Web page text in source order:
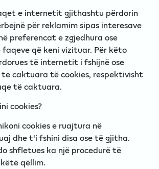
e internetit gjithashtu përdorin
për reklamim sipas interesave
preferencat e zgjedhura ose
që keni vizituar. Për këto
të internetit i fshijnë ose
të caktuara të cookies, respektivisht
të caktuara.
cookies?
cookies e ruajtura në
dhe t'i fshini disa ose të gjitha.
shfletues ka një procedurë të
qëllim.